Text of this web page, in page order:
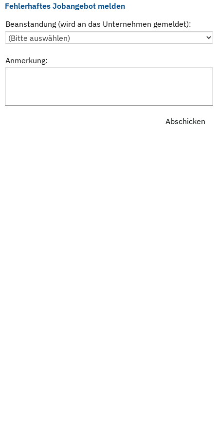
Fehlerhaftes Jobangebot melden
Beanstandung (wird an das Unternehmen gemeldet):
Anmerkung: